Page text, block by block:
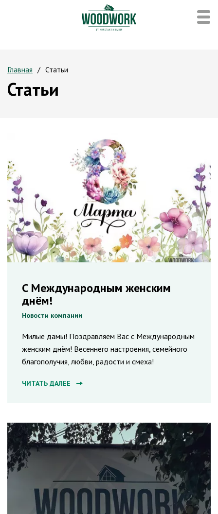
Главная Статьи
Статьи
С Международным женским
днём!
Новости компании
Милые дамы! Поздравляем Вас с Международным
женским днём! Весеннего настроения, семейного
благополучия, любви, радости и смеха!
ЧИТАТЬ ДАЛЕЕ